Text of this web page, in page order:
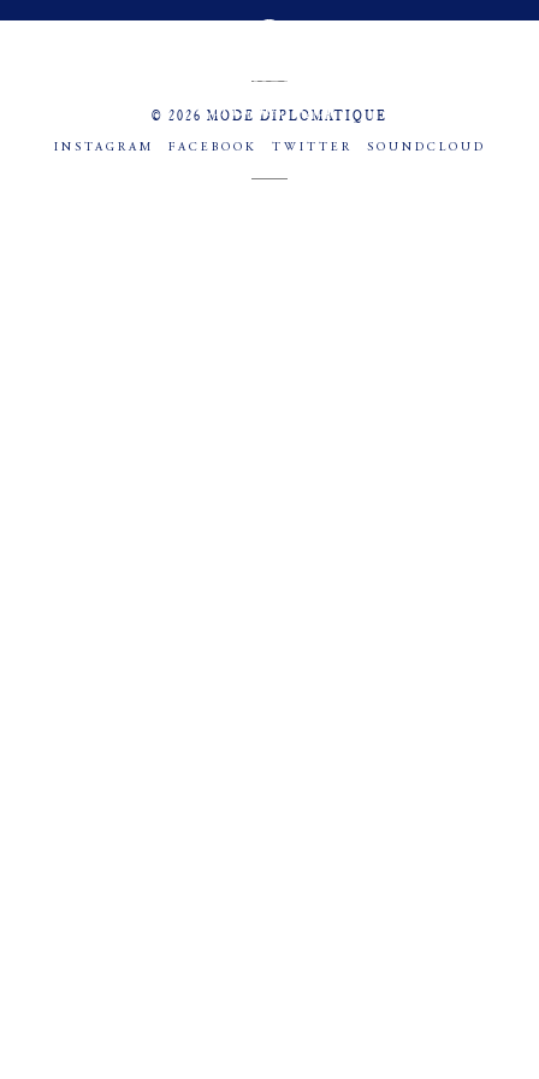
© 2026 MODE DIPLOMATIQUE
INSTAGRAM FACEBOOK TWITTER SOUNDCLOUD